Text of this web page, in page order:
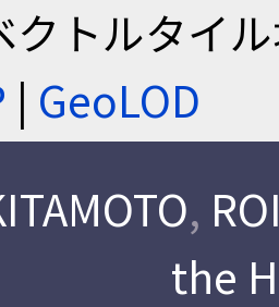
クトルタイ
| GeoLOD
,
the